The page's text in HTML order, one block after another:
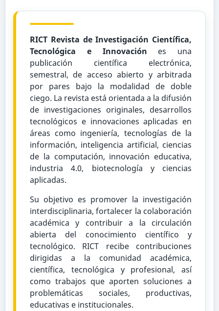
RICT Revista de Investigación Científica,
Tecnológica e Innovación es una
publicación científica electrónica,
semestral, de acceso abierto y arbitrada
por pares bajo la modalidad de doble
ciego. La revista está orientada a la difusión
de investigaciones originales, desarrollos
tecnológicos e innovaciones aplicadas en
áreas como ingeniería, tecnologías de la
información, inteligencia artificial, ciencias
de la computación, innovación educativa,
industria 4.0, biotecnología y ciencias
aplicadas.
Su objetivo es promover la investigación
interdisciplinaria, fortalecer la colaboración
académica y contribuir a la circulación
abierta del conocimiento científico y
tecnológico. RICT recibe contribuciones
dirigidas a la comunidad académica,
científica, tecnológica y profesional, así
como trabajos que aporten soluciones a
problemáticas sociales, productivas,
educativas e institucionales.